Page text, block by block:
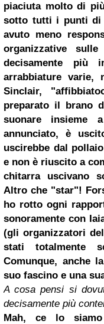
piaciuta molto di
sotto tutti i punti di
avuto meno
organizzative
decisamente più
arrabbiature varie,
Sinclair,
preparato il brano
suonare insieme
annunciato, è
uscirebbe dal
e non è riuscito a
chitarra uscivano
Altro che "star"!
ho rotto ogni
sonoramente con
(gli organizzatori
stati totalmente
Comunque, anche
suo fascino e una
A cosa pensi si
decisamente più
Mah, ce lo